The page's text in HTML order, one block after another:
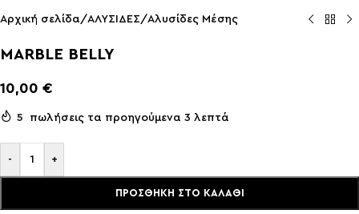
Αρχική σελίδα/ΑΛΥΣΙΔΕΣ/Αλυσίδες Μέσης
MARBLE BELLY
10,00 €
5 πωλήσεις τα προηγούμενα 3 λεπτά
- +
ΠΡΟΣΘΉΚΗ ΣΤΟ ΚΑΛΆΘΙ